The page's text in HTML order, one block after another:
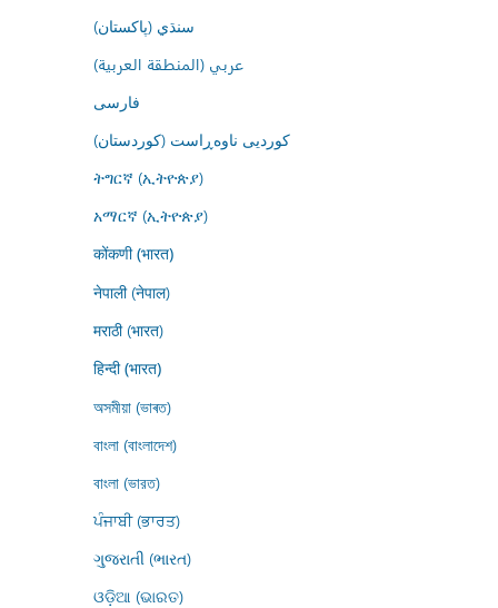
سنڌي (پاکستان)
عربي (المنطقة العربية)
فارسى
کوردیی ناوەڕاست (کوردستان)
ትግርኛ (ኢትዮጵያ)
አማርኛ (ኢትዮጵያ)
कोंकणी (भारत)
नेपाली (नेपाल)
मराठी (भारत)
हिन्दी (भारत)
অসমীয়া (ভাৰত)
বাংলা (বাংলাদেশ)
বাংলা (ভারত)
ਪੰਜਾਬੀ (ਭਾਰਤ)
ગુજરાતી (ભારત)
ଓଡ଼ିଆ (ଭାରତ)